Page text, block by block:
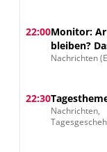
22:00Monitor:
bleiben?
Herkunft
Nachrichten
22:30
Nachrichten,